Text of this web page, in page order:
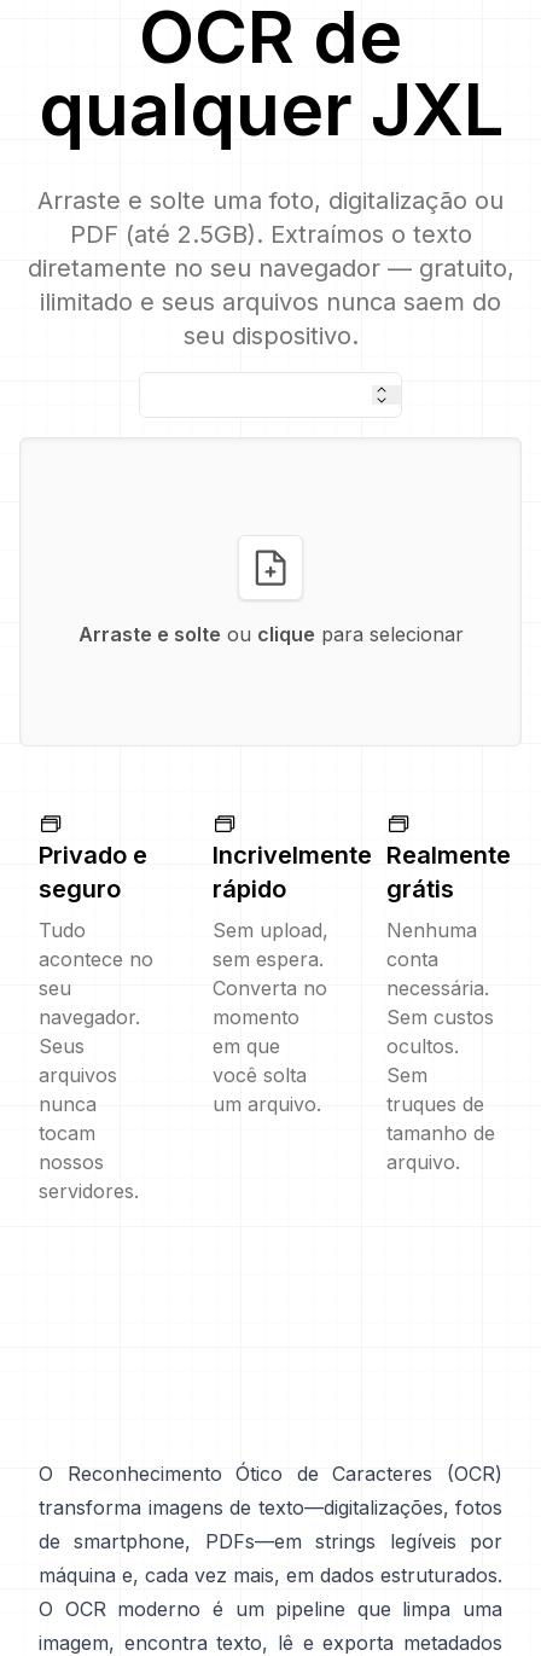
OCR de
qualquer JXL
Arraste e solte uma foto, digitalização ou
PDF (até 2.5GB). Extraímos o texto
diretamente no seu navegador — gratuito,
ilimitado e seus arquivos nunca saem do
seu dispositivo.
Arraste e solte ou clique para selecionar
Privado e
seguro
Tudo
acontece no
seu
navegador.
Seus
arquivos
nunca
tocam
nossos
servidores.
Incrivelmente
rápido
Sem upload,
sem espera.
Converta no
momento
em que
você solta
um arquivo.
Realmente
grátis
Nenhuma
conta
necessária.
Sem custos
ocultos.
Sem
truques de
tamanho de
arquivo.
O Reconhecimento Ótico de Caracteres (OCR)
transforma imagens de texto—digitalizações, fotos
de smartphone, PDFs—em strings legíveis por
máquina e, cada vez mais, em dados estruturados.
O OCR moderno é um pipeline que limpa uma
imagem, encontra texto, lê e exporta metadados